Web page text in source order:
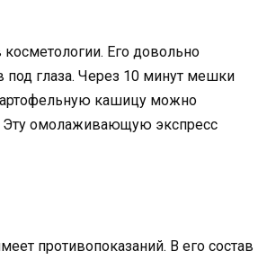
Его довольно
под глаза. Через 10 минут мешки
кашицу можно
Эту омолаживающую экспресс
противопоказаний. В его состав